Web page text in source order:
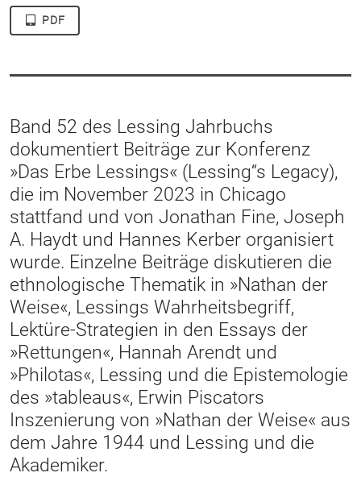
PDF
Band 52 des Lessing Jahrbuchs
dokumentiert Beiträge zur Konferenz
»Das Erbe Lessings« (Lessing“s Legacy),
die im November 2023 in Chicago
stattfand und von Jonathan Fine, Joseph
A. Haydt und Hannes Kerber organisiert
wurde. Einzelne Beiträge diskutieren die
ethnologische Thematik in »Nathan der
Weise«, Lessings Wahrheitsbegriff,
Lektüre-Strategien in den Essays der
»Rettungen«, Hannah Arendt und
»Philotas«, Lessing und die Epistemologie
des »tableaus«, Erwin Piscators
Inszenierung von »Nathan der Weise« aus
dem Jahre 1944 und Lessing und die
Akademiker.